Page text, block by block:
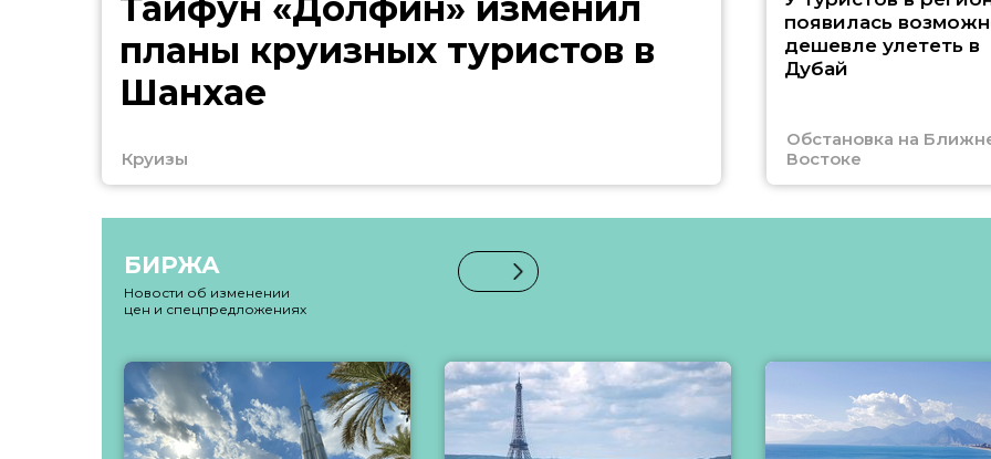
Тайфун «Долфин» изменил
планы круизных туристов в
Шанхае
Круизы
появилась
дешевле улететь в
Дубай
Обстановка на
Востоке
БИРЖА
Новости об изменении
цен и спецпредложениях